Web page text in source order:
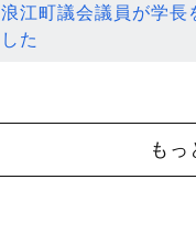
浪江町議会議員が学長
した
もっ